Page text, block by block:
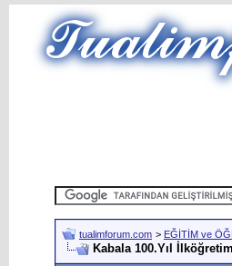
tualimforum.com > EĞİTİM ve
Kabala 100.Yıl